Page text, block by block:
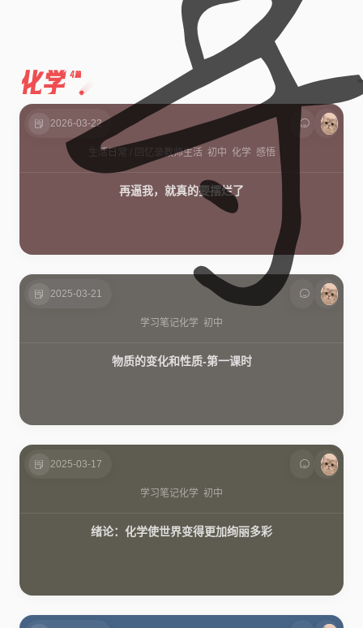
化学 4篇
2026-03-22
生活日常 回忆录 教师生活 初中 化学 感悟
再逼我，就真的要摆烂了
2025-03-21
学习笔记化学 初中
物质的变化和性质-第一课时
2025-03-17
学习笔记化学 初中
绪论：化学使世界变得更加绚丽多彩